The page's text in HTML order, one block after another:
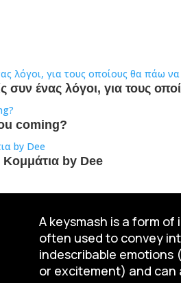
συν ένας λόγοι, για τους
coming?
by Dee
A keysmash is a form
often used to convey
indescribable emotions
or excitement) and can